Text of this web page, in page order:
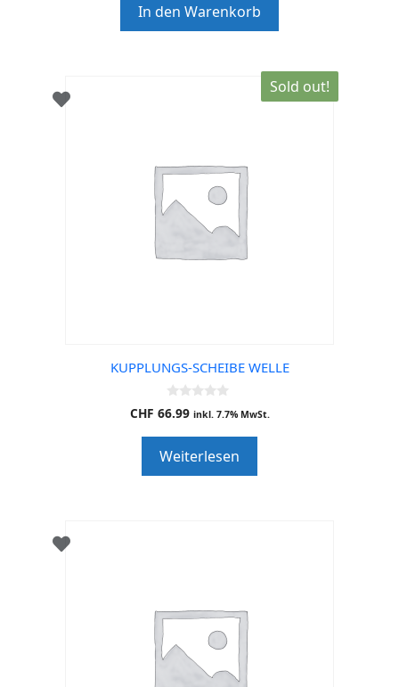
o
f
5
In den Warenkorb
Sold out!
KUPPLUNGS-SCHEIBE WELLE
0
o
o
f
5
CHF 66.99 inkl. 7.7% MwSt.
Weiterlesen